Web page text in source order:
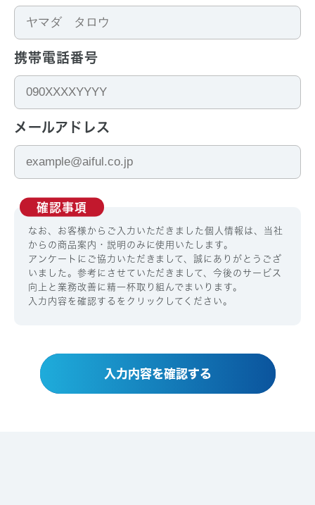
携帯電話番号
メールアドレス
確認事項
なお、お客様からご入力いただきました個人情報は、当社
からの商品案内・説明のみに使用いたします。
アンケートにご協力いただきまして、誠にありがとうござ
いました。参考にさせていただきまして、今後のサービス
向上と業務改善に精一杯取り組んでまいります。
入力内容を確認するをクリックしてください。
入力内容を確認する